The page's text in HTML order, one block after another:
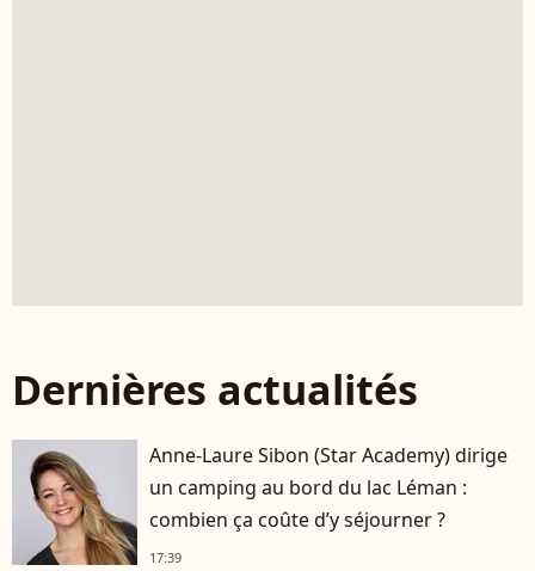
Dernières actualités
Anne-Laure Sibon (Star Academy) dirige
un camping au bord du lac Léman :
combien ça coûte d’y séjourner ?
17:39